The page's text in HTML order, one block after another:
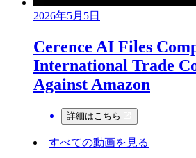
2026年5月5日
Cerence AI Files
International Trade
Against Amazon
詳細はこちら
すべての動画を見る